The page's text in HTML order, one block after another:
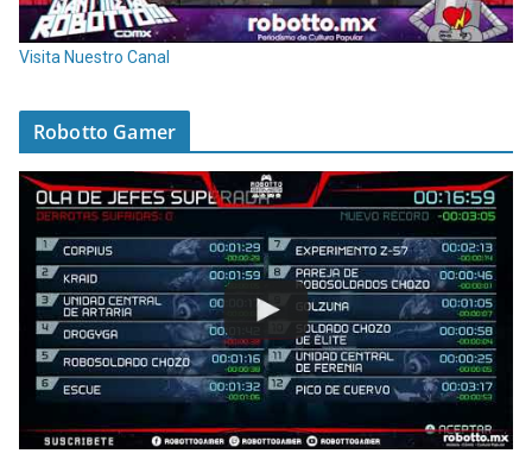
Visita Nuestro Canal
Robotto Gamer